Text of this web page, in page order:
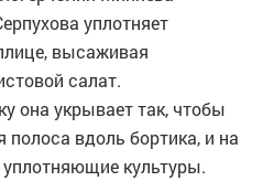
уплотняет
высаживая
салат.
она укрывает так, чтобы
полоса вдоль бортика, и на
уплотняющие культуры.